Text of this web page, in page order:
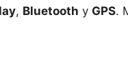
, Bluetooth y GPS.